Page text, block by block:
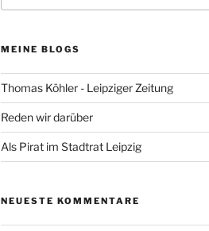
MEINE BLOGS
Thomas Köhler - Leipziger Zeitung
Reden wir darüber
Als Pirat im Stadtrat Leipzig
NEUESTE KOMMENTARE